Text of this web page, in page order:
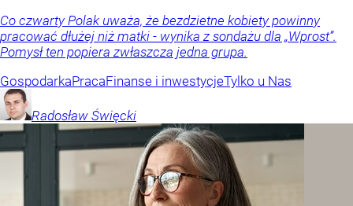
Co czwarty Polak uważa, że bezdzietne kobiety powinny
pracować dłużej niż matki - wynika z sondażu dla „Wprost”.
Pomysł ten popiera zwłaszcza jedna grupa.
GospodarkaPracaFinanse i inwestycjeTylko u Nas
Radosław Święcki